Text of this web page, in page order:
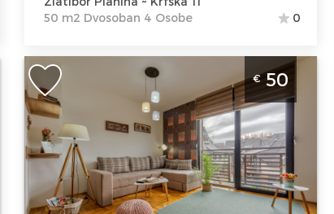
50 m2 Dvosoban 4 Osobe
0
Studio Apartman Dream Z Zlatibor
Okolno Mesto Jelena Anžujska Iz ovog
smeštajnog objekta sa balkonom pruža
se pogled na planinu.
Zlatibor
Lokacija:
Zlatibor
Gosti:3
Kvadratura :
30
€50